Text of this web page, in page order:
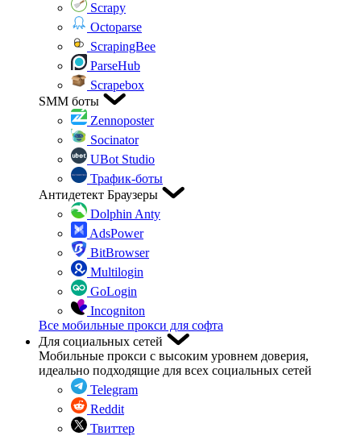
Scrapy
Octoparse
ScrapingBee
ParseHub
Scrapebox
SMM боты
Zennoposter
Socinator
UBot Studio
Трафик-боты
Антидетект Браузеры
Dolphin Anty
AdsPower
BitBrowser
Multilogin
GoLogin
Incogniton
Все мобильные прокси для софта
Для социальных сетей
Мобильные прокси с высоким уровнем доверия,
идеально подходящие для всех социальных сетей
Telegram
Reddit
Твиттер